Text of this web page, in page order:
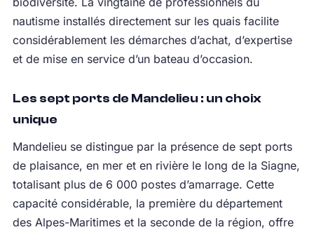
nautisme installés directement sur les quais facilite
considérablement les démarches d’achat, d’expertise
et de mise en service d’un bateau d’occasion.
Les sept ports de Mandelieu : un choix
unique
Mandelieu se distingue par la présence de sept ports
de plaisance, en mer et en rivière le long de la Siagne,
totalisant plus de 6 000 postes d’amarrage. Cette
capacité considérable, la première du département
des Alpes-Maritimes et la seconde de la région, offre